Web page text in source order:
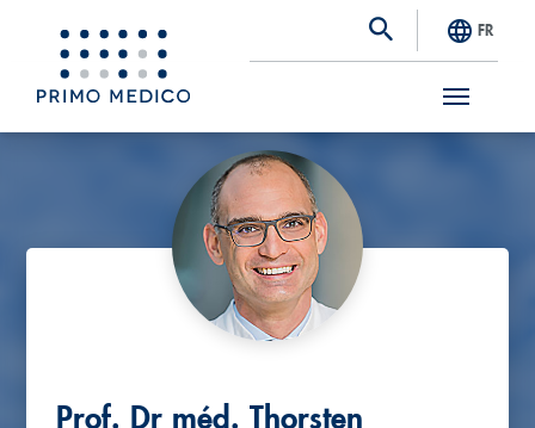
S
FR
Prof. Dr méd. Thorsten